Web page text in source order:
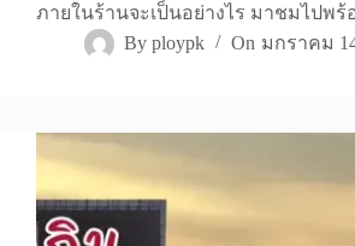
ภายในร้านจะเป็นอย่างไร มาชมไปพร้
By ploypk On มกราคม